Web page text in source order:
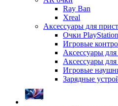
Ray Ban
Xreal
Аксессуары для
Очки
Игровые
Аксессуары
Аксессуары
Игровые
Зарядные